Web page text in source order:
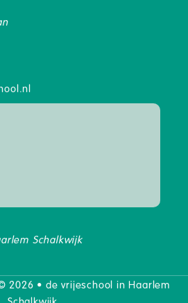
Schalkwijk
2026 • de vrijeschool in Haarlem